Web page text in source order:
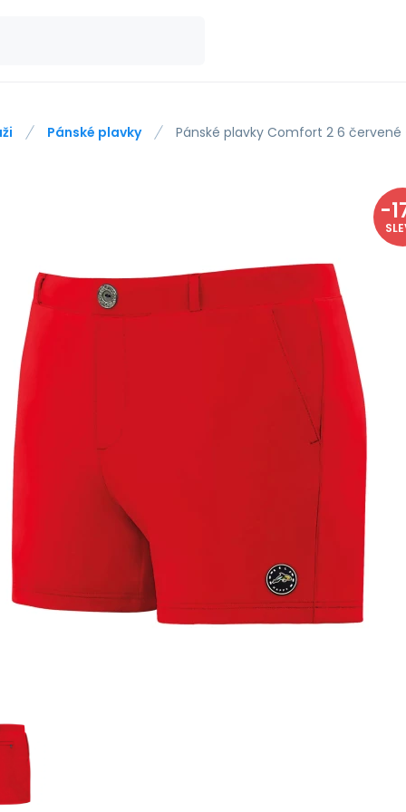
Pánské plavky Pánské plavky Comfort 2 6 červené
-